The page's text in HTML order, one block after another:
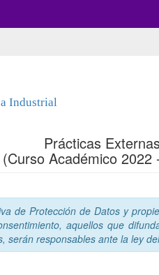
Industrial
Prácticas
(Curso Académico 2022
de Protección de Datos y
aquellos que
serán responsables ante la ley